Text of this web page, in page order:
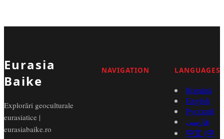
Eurasia
Baike
Explorări geoculturale
eurasiatice |
eurasiabaike.ro
NAVIGATION LANGUAGES
Română
English
Русский
فارسی
中文 (中